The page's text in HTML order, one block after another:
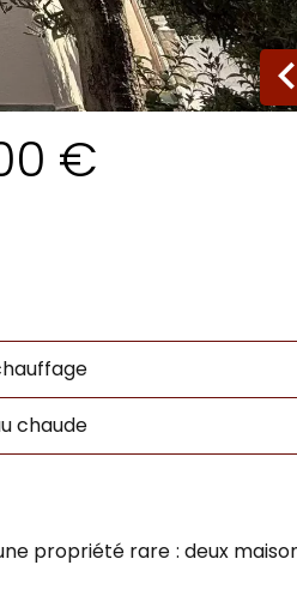
€
chaude
propriété rare : deux